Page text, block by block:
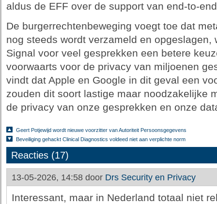
aldus de EFF over de support van end-to-
De burgerrechtenbeweging voegt toe dat
nog steeds wordt verzameld en
Signal voor veel gesprekken een betere
voorwaarts voor de privacy van miljoenen
vindt dat Apple en Google in dit geval een
zouden dit soort lastige maar noodzakelijke
de privacy van onze gesprekken en onze
Geert Potjewijd wordt nieuwe voorzitter van Autoriteit Persoonsgegevens
Beveiliging gehackt Clinical Diagnostics voldeed niet aan verplichte norm
Reacties (17)
13-05-2026, 14:58 door Drs Security en Privacy
Interessant, maar in Nederland totaal niet